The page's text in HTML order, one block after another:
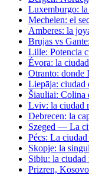
Luxemburgo: la
Mechelen: el
Amberes: la
Brujas vs
Lille: Potencia
Évora: la
Otranto: donde
Liepāja: ciudad
Šiauliai: Colina
Lviv: la ciudad
Debrecen: la
Szeged — La
Pécs: La
Skopje: la
Sibiu: la ciudad
Prizren,